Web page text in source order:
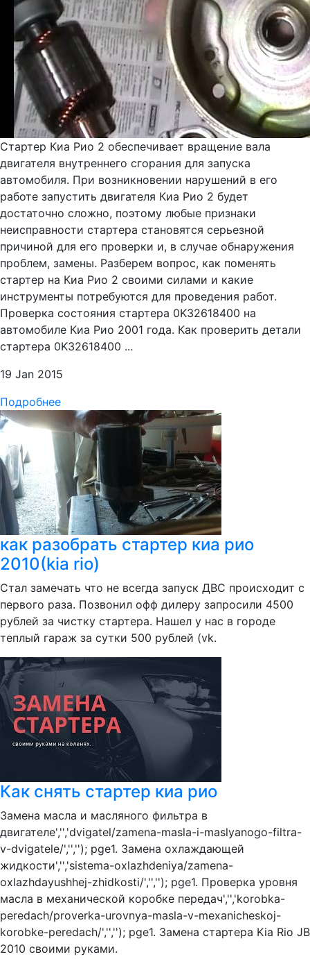
Стартер Киа Рио 2 обеспечивает вращение вала
двигателя внутреннего сгорания для запуска
автомобиля. При возникновении нарушений в его
работе запустить двигателя Киа Рио 2 будет
достаточно сложно, поэтому любые признаки
неисправности стартера становятся серьезной
причиной для его проверки и, в случае обнаружения
проблем, замены. Разберем вопрос, как поменять
стартер на Киа Рио 2 своими силами и какие
инструменты потребуются для проведения работ.
Проверка состояния стартера 0K32618400 на
автомобиле Киа Рио 2001 года. Как проверить детали
стартера 0K32618400 ...
19 Jan 2015
Подробнее
как разобрать стартер киа рио
2010(kia rio)
Стал замечать что не всегда запуск ДВС происходит с
первого раза. Позвонил офф дилеру запросили 4500
рублей за чистку стартера. Нашел у нас в городе
теплый гараж за сутки 500 рублей (vk.
Как снять стартер киа рио
Замена масла и масляного фильтра в
двигателе','','dvigatel/zamena-masla-i-maslyanogo-filtra-
v-dvigatele/','',''); pge1. Замена охлаждающей
жидкости','','sistema-oxlazhdeniya/zamena-
oxlazhdayushhej-zhidkosti/','',''); pge1. Проверка уровня
масла в механической коробке передач','','korobka-
peredach/proverka-urovnya-masla-v-mexanicheskoj-
korobke-peredach/','',''); pge1. Замена стартера Kia Rio JB
2010 своими руками.